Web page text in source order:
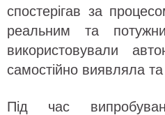
спостерігав за
реальним та
використовували
самостійно виявляла
Під час